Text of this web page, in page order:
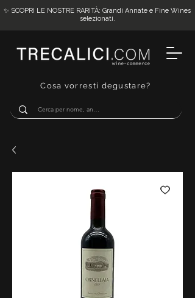
Cosa vorresti degustare?
✨ SCOPRI LE NOSTRE RARITÀ: Grandi Annate e Fine Wines
selezionati.